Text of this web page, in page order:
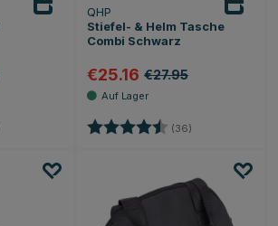
4.6 von 5 Sternen
QHP
Stiefel- & Helm Tasche
Combi Schwarz
€25.16 €27.95
Bewertung: (36)